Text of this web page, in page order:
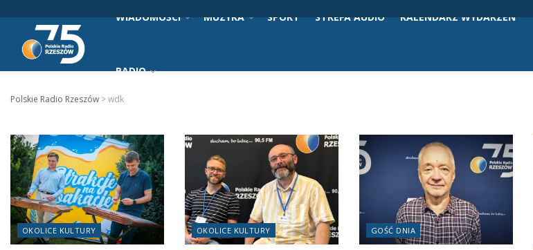
WIADOMOŚCI MUZYKA SPORT STREFA AUDIO KALENDARZ WYDARZEŃ
RADIO
Polskie Radio Rzeszów >wdk
OKOLICE KULTURY OKOLICE KULTURY GOŚĆ DNIA